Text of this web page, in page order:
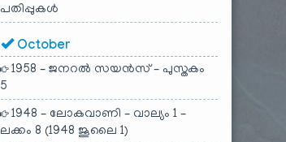
പതിപ്പുകൾ
October
1958 – ജനറൽ സയൻസ് – പുസ്തകം
5
1948 – ലോകവാണി – വാല്യം 1 –
ലക്കം 8 (1948 ജൂലൈ 1)